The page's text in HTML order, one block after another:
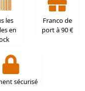
les
en
Franco de
port à 90 €
sécurisé